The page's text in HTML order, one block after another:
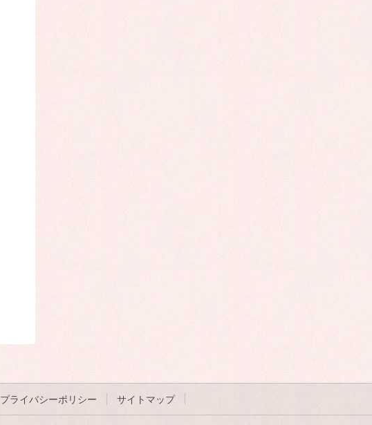
プライバシーポリシー サイトマップ